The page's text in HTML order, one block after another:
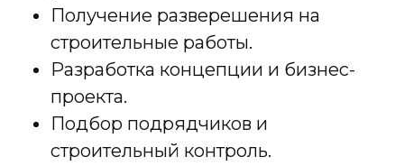
Получение разверешения на
строительные работы.
Разработка концепции и бизнес-
проекта.
Подбор подрядчиков и
строительный контроль.